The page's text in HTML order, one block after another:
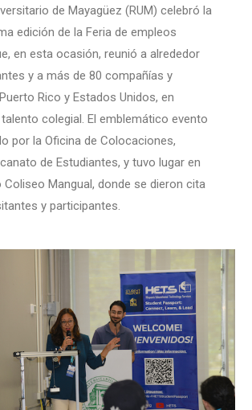
de Mayagüez (RUM) celebró la
edición de la Feria de empleos
en esta ocasión, reunió a alrededor
y a más de 80 compañías y
Rico y Estados Unidos, en
colegial. El emblemático evento
por la Oficina de Colocaciones,
de Estudiantes, y tuvo lugar en
Mangual, donde se dieron cita
y participantes.